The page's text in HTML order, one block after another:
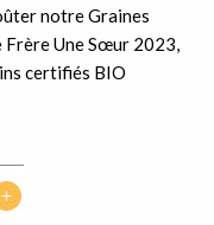
notre Graines
Frère Une Sœur 2023,
certifiés BIO